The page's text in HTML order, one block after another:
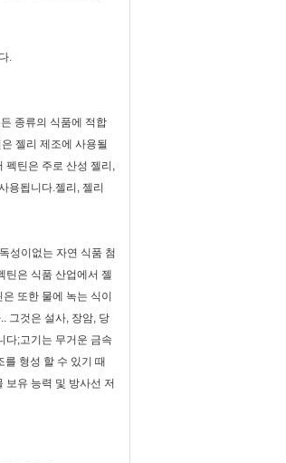
.
종류의 식품에 적합
젤리 제조에 사용될
펙틴은 주로 산성 젤리,
용됩니다.젤리, 젤리
성이없는 자연 식품 첨
틴은 식품 산업에서 젤
또한 물에 녹는 식이
그것은 설사, 장암, 당
다;고기는 무거운 금속
형성 할 수 있기 때
보유 능력 및 방사선 저